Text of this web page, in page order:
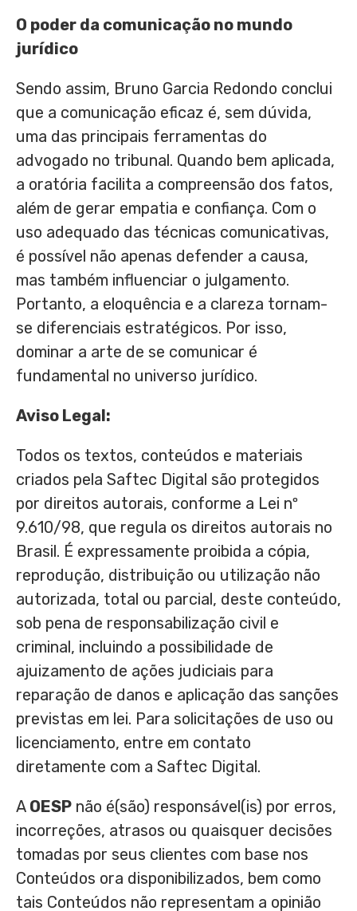
O poder da comunicação no mundo
jurídico
Sendo assim, Bruno Garcia Redondo conclui
que a comunicação eficaz é, sem dúvida,
uma das principais ferramentas do
advogado no tribunal. Quando bem aplicada,
a oratória facilita a compreensão dos fatos,
além de gerar empatia e confiança. Com o
uso adequado das técnicas comunicativas,
é possível não apenas defender a causa,
mas também influenciar o julgamento.
Portanto, a eloquência e a clareza tornam-
se diferenciais estratégicos. Por isso,
dominar a arte de se comunicar é
fundamental no universo jurídico.
Aviso Legal:
Todos os textos, conteúdos e materiais
criados pela Saftec Digital são protegidos
por direitos autorais, conforme a Lei nº
9.610/98, que regula os direitos autorais no
Brasil. É expressamente proibida a cópia,
reprodução, distribuição ou utilização não
autorizada, total ou parcial, deste conteúdo,
sob pena de responsabilização civil e
criminal, incluindo a possibilidade de
ajuizamento de ações judiciais para
reparação de danos e aplicação das sanções
previstas em lei. Para solicitações de uso ou
licenciamento, entre em contato
diretamente com a Saftec Digital.
A OESP não é(são) responsável(is) por erros,
incorreções, atrasos ou quaisquer decisões
tomadas por seus clientes com base nos
Conteúdos ora disponibilizados, bem como
tais Conteúdos não representam a opinião